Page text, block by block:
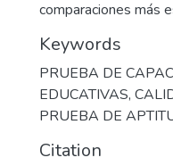
comparaciones más
Keywords
PRUEBA DE
EDUCATIVAS,
PRUEBA DE
Citation